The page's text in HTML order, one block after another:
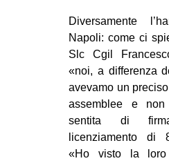
Diversamente
Napoli: come ci
Slc Cgil
«noi, a differenza
avevamo un
assemblee e
sentita di
licenziamento di
«Ho visto la loro